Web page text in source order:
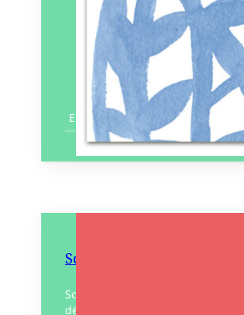
En savoir plus
Schlag – Montesorry
Soyons honnêtes, se tatouer des
débiles, c’est complètement con.